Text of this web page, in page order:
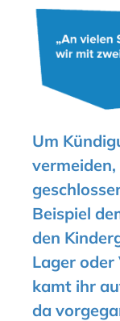
Um
Beispiel
den
Lager
kamt ihr
da